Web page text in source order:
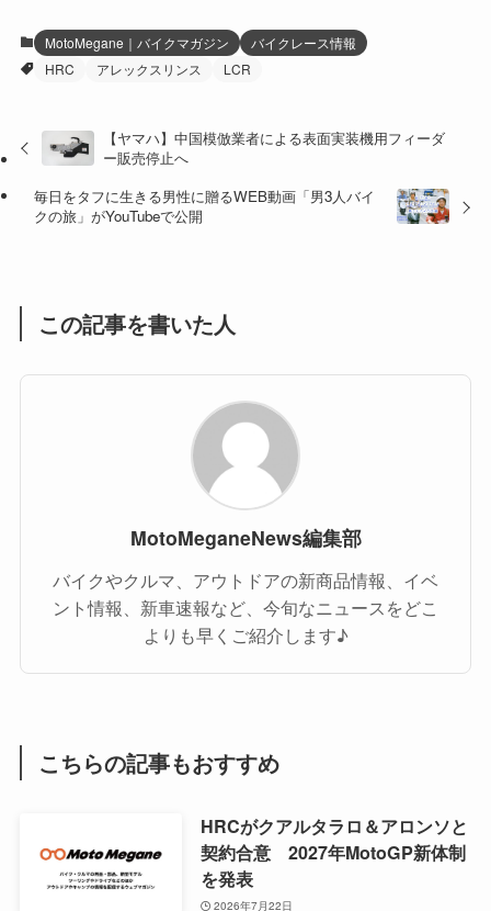
(27) (41)
(47)
(1)
(20)
(4)
(16)
(1)
MotoMegane｜バイクマガジン
バイクレース情報
HRC
アレックスリンス LCR
【ヤマハ】中国模倣業者による表面実装機用フィーダ
ー販売停止へ
毎日をタフに生きる男性に贈るWEB動画「男3人バイ
クの旅」がYouTubeで公開
この記事を書いた人
MotoMeganeNews編集部
バイクやクルマ、アウトドアの新商品情報、イベ
ント情報、新車速報など、今旬なニュースをどこ
よりも早くご紹介します♪
こちらの記事もおすすめ
HRCがクアルタラロ＆アロンソと
契約合意 2027年MotoGP新体制
を発表
2026年7月22日